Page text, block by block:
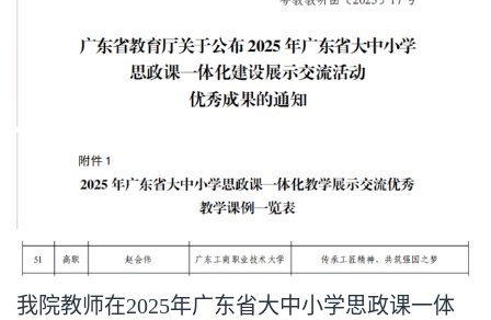
我院教师在2025年广东省大中小学思政课一体